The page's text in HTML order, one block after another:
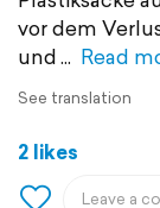
vor dem
und
Read
See translation
2 likes